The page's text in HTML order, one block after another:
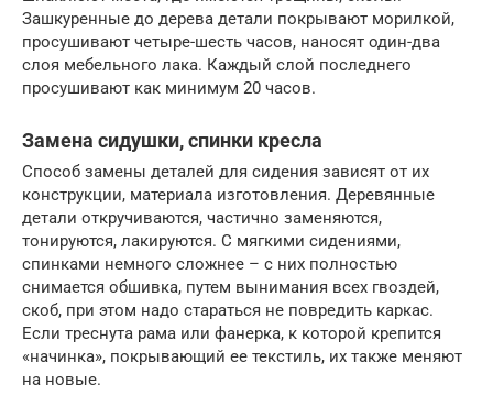
Зашкуренные до дерева детали покрывают морилкой,
просушивают четыре-шесть часов, наносят один-два
слоя мебельного лака. Каждый слой последнего
просушивают как минимум 20 часов.
Замена сидушки, спинки кресла
Способ замены деталей для сидения зависят от их
конструкции, материала изготовления. Деревянные
детали откручиваются, частично заменяются,
тонируются, лакируются. С мягкими сидениями,
спинками немного сложнее – с них полностью
снимается обшивка, путем вынимания всех гвоздей,
скоб, при этом надо стараться не повредить каркас.
Если треснута рама или фанерка, к которой крепится
«начинка», покрывающий ее текстиль, их также меняют
на новые.